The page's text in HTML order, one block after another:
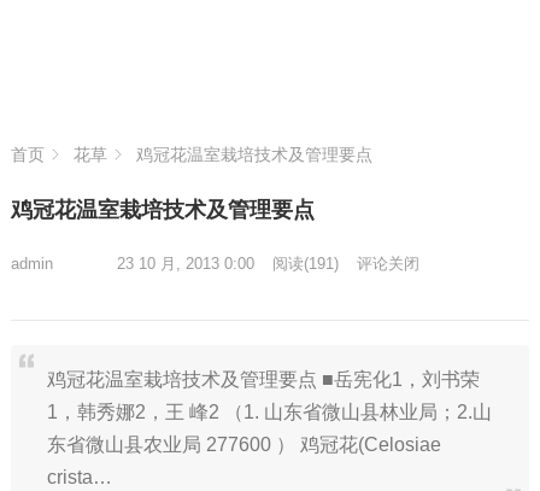
首页 花草 鸡冠花温室栽培技术及管理要点
鸡冠花温室栽培技术及管理要点
admin 23 10 月, 2013 0:00 阅读(191) 评论关闭
鸡冠花温室栽培技术及管理要点 ■岳宪化1，刘书荣
1，韩秀娜2，王 峰2 （1. 山东省微山县林业局；2.山
东省微山县农业局 277600 ） 鸡冠花(Celosiae
crista…